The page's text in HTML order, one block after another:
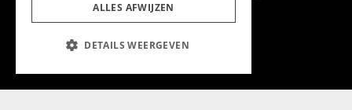
Aanmelden nieuwsbrief
ALLES AFWIJZEN
DETAILS WEERGEVEN